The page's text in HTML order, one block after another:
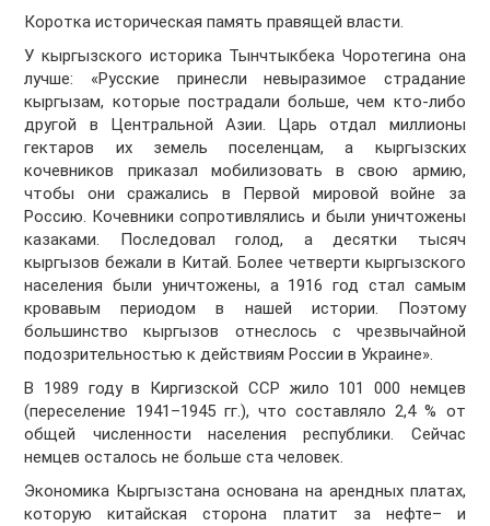
Коротка историческая память правящей власти.
У кыргызского историка Тынчтыкбека Чоротегина она
лучше: «Русские принесли невыразимое страдание
кыргызам, которые пострадали больше, чем кто-либо
другой в Центральной Азии. Царь отдал миллионы
гектаров их земель поселенцам, а кыргызских
кочевников приказал мобилизовать в свою армию,
чтобы они сражались в Первой мировой войне за
Россию. Кочевники сопротивлялись и были уничтожены
казаками. Последовал голод, а десятки тысяч
кыргызов бежали в Китай. Более четверти кыргызского
населения были уничтожены, а 1916 год стал самым
кровавым периодом в нашей истории. Поэтому
большинство кыргызов отнеслось с чрезвычайной
подозрительностью к действиям России в Украине».
В 1989 году в Киргизской ССР жило 101 000 немцев
(переселение 1941–1945 гг.), что составляло 2,4 % от
общей численности населения республики. Сейчас
немцев осталось не больше ста человек.
Экономика Кыргызстана основана на арендных платах,
которую китайская сторона платит за нефте– и